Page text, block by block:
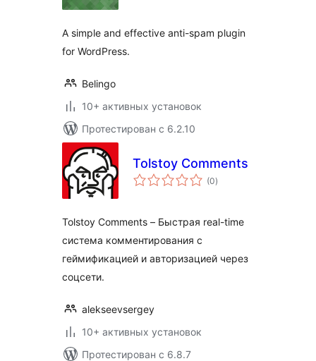
A simple and effective anti-spam plugin
for WordPress.
Belingo
10+ активных установок
Протестирован с 6.2.10
Tolstoy Comments
(0общий
рейтинг
)
Tolstoy Comments – Быстрая real-time
система комментирования с
геймификацией и авторизацией через
соцсети.
alekseevsergey
10+ активных установок
Протестирован с 6.8.7